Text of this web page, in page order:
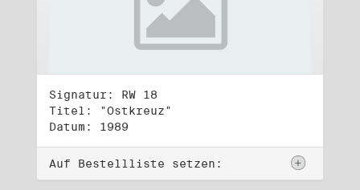
Signatur: RW 18
Titel: "Ostkreuz"
Datum: 1989
Auf Bestellliste setzen: